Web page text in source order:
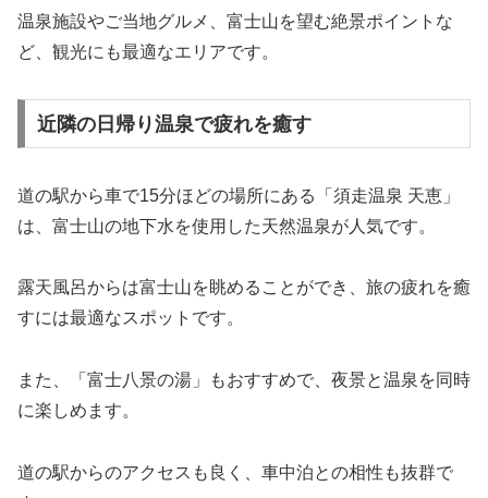
温泉施設やご当地グルメ、富士山を望む絶景ポイントな
ど、観光にも最適なエリアです。
近隣の日帰り温泉で疲れを癒す
道の駅から車で15分ほどの場所にある「須走温泉 天恵」
は、富士山の地下水を使用した天然温泉が人気です。
露天風呂からは富士山を眺めることができ、旅の疲れを癒
すには最適なスポットです。
また、「富士八景の湯」もおすすめで、夜景と温泉を同時
に楽しめます。
道の駅からのアクセスも良く、車中泊との相性も抜群で